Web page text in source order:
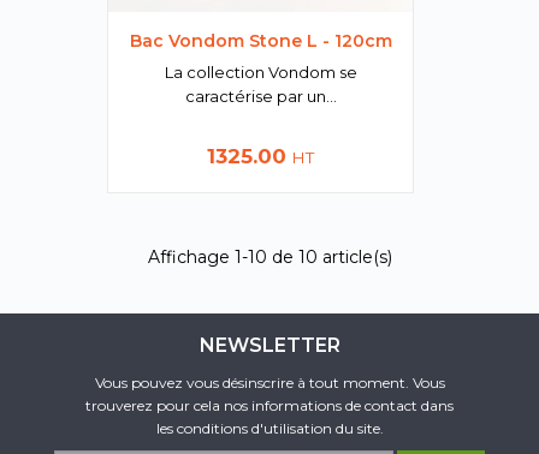
Bac Vondom Stone L - 120cm
La collection Vondom se
caractérise par un...
Prix
1325.00 HT
Affichage 1-10 de 10 article(s)
NEWSLETTER
Vous pouvez vous désinscrire à tout moment. Vous
trouverez pour cela nos informations de contact dans
les conditions d'utilisation du site.